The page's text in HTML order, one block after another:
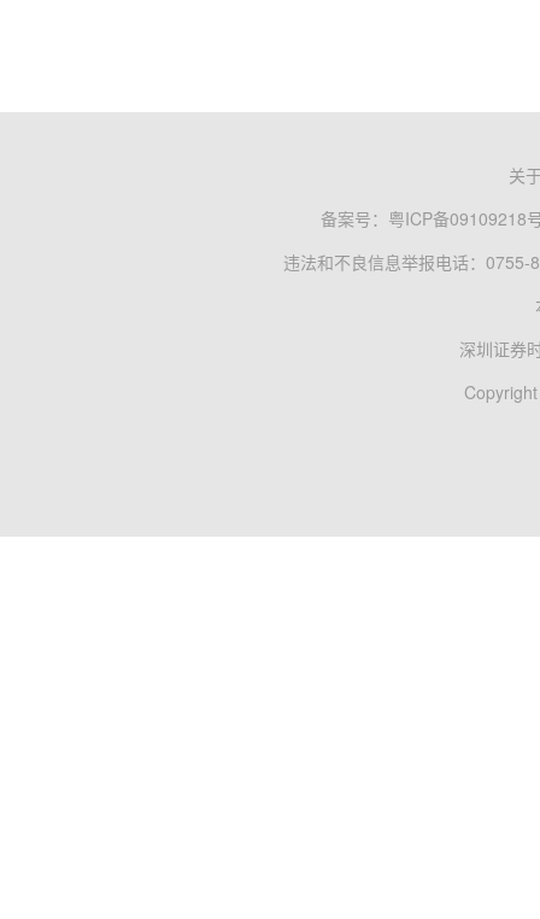
关
备案号： 粤ICP备09109218
违法和不良信息举报电话：0755-
深圳证券